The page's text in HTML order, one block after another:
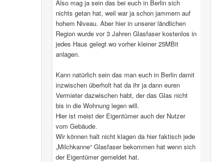
Also mag ja sein das bei euch in Berlin sich
nichts getan hat, weil war ja schon jammern auf
hohem Niveau. Aber hier in unserer ländlichen
Region wurde vor 3 Jahren Glasfaser kostenlos in
jedes Haus gelegt wo vorher kleiner 25MBit
anlagen.
Kann natürlich sein das man euch in Berlin damit
inzwischen überholt hat da ihr ja dann euren
Vermieter dazwischen habt, der das Glas nicht
bis in die Wohnung legen will.
Hier ist meist der Eigentümer auch der Nutzer
vom Gebäude.
Wir können halt nicht klagen da hier faktisch jede
„Milchkanne“ Glasfaser bekommen hat wenn sich
der Eigentümer gemeldet hat.